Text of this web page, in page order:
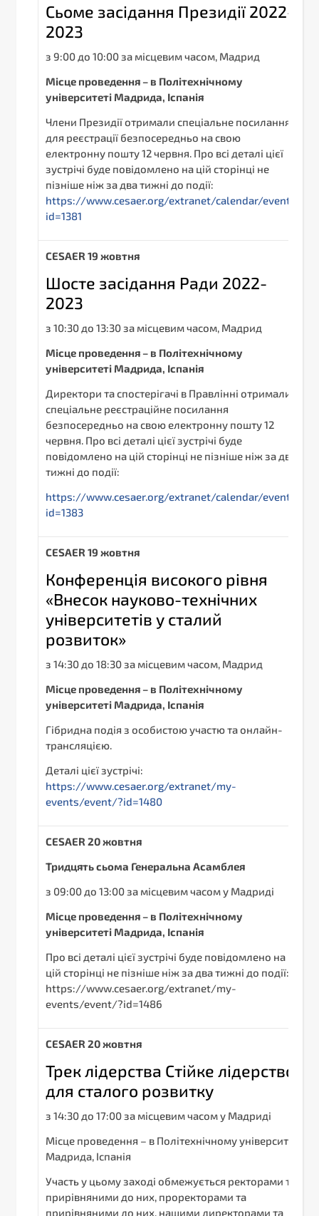
Сьоме засідання Президії 2022-
2023
з 9:00 до 10:00 за місцевим часом, Мадрид
Місце проведення – в Політехнічному
університеті Мадрида, Іспанія
Члени Президії отримали спеціальне посилання
для реєстрації безпосередньо на свою
електронну пошту 12 червня. Про всі деталі цієї
зустрічі буде повідомлено на цій сторінці не
пізніше ніж за два тижні до події:
https://www.cesaer.org/extranet/calendar/event/?
id=1381
СESAER 19 жовтня
Шосте засідання Ради 2022-
2023
з 10:30 до 13:30 за місцевим часом, Мадрид
Місце проведення – в Політехнічному
університеті Мадрида, Іспанія
Директори та спостерігачі в Правлінні отримали
спеціальне реєстраційне посилання
безпосередньо на свою електронну пошту 12
червня. Про всі деталі цієї зустрічі буде
повідомлено на цій сторінці не пізніше ніж за два
тижні до події:
https://www.cesaer.org/extranet/calendar/event/?
id=1383
СESAER 19 жовтня
Конференція високого рівня
«Внесок науково-технічних
університетів у сталий
розвиток»
з 14:30 до 18:30 за місцевим часом, Мадрид
Місце проведення – в Політехнічному
університеті Мадрида, Іспанія
Гібридна подія з особистою участю та онлайн-
трансляцією.
Деталі цієї зустрічі:
https://www.cesaer.org/extranet/my-
events/event/?id=1480
СESAER 20 жовтня
Тридцять сьома Генеральна Асамблея
з 09:00 до 13:00 за місцевим часом у Мадриді
Місце проведення – в Політехнічному
університеті Мадрида, Іспанія
Про всі деталі цієї зустрічі буде повідомлено на
цій сторінці не пізніше ніж за два тижні до події:
https://www.cesaer.org/extranet/my-
events/event/?id=1486
СESAER 20 жовтня
Трек лідерства Стійке лідерство
для сталого розвитку
з 14:30 до 17:00 за місцевим часом у Мадриді
Місце проведення – в Політехнічному університеті
Мадрида, Іспанія
Участь у цьому заході обмежується ректорами та
прирівняними до них, проректорами та
прирівняними до них, нашими директорами та